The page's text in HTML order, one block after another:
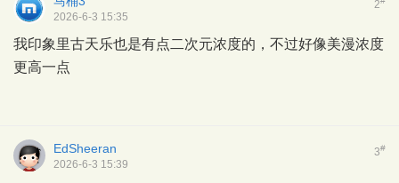
2
2026-6-3 15:35
我印象里古天乐也是有点二次元浓度的，不过好像美漫浓度
更高一点
3#
EdSheeran
2026-6-3 15:39